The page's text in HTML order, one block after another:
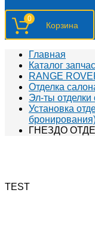
0
Главная
Каталог
RANGE
Отделка
Эл-ты отделки
Установка
ГНЕЗДО
TEST